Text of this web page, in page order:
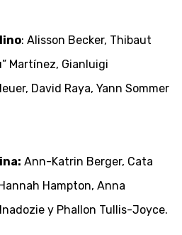
: Alisson Becker, Thibaut
Martínez, Gianluigi
David Raya, Yann Sommer
Ann-Katrin Berger, Cata
Hampton, Anna
y Phallon Tullis-Joyce.